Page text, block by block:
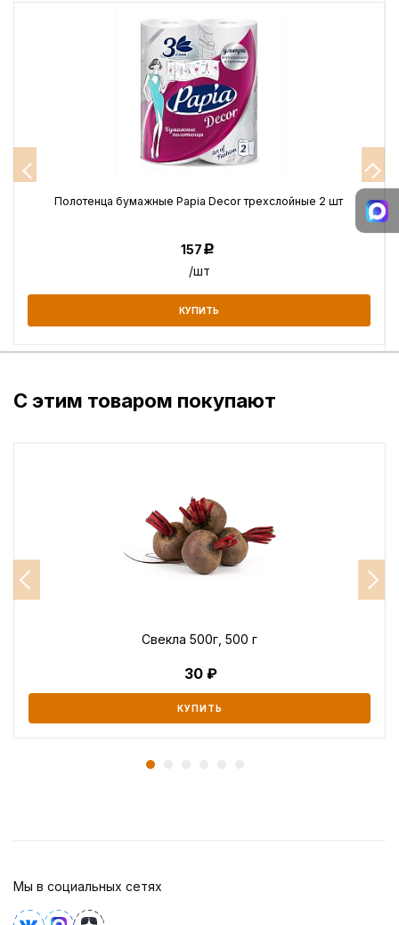
Полотенца бумажные Papia Decor трехслойные 2 шт
157Р
/шт
КУПИТЬ
С этим товаром покупают
Свекла 500г, 500 г
30
КУПИТЬ
Мы в социальных сетях